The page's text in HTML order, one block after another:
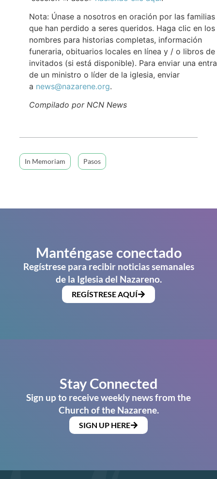
Nota: Únase a nosotros en oración por las familias
que han perdido a seres queridos. Haga clic en los
nombres para historias completas, información
funeraria, obituarios locales en línea y / o libros de
invitados (si está disponible). Para enviar una
de un ministro o líder de la iglesia, enviar
a news@nazarene.org.
Compilado por NCN News
In Memoriam Pasos
Manténgase conectado
Regístrese para recibir noticias semanales
de la Iglesia del Nazareno.
REGÍSTRESE AQUÍ
Stay Connected
Sign up to receive weekly news from the
Church of the Nazarene.
SIGN UP HERE